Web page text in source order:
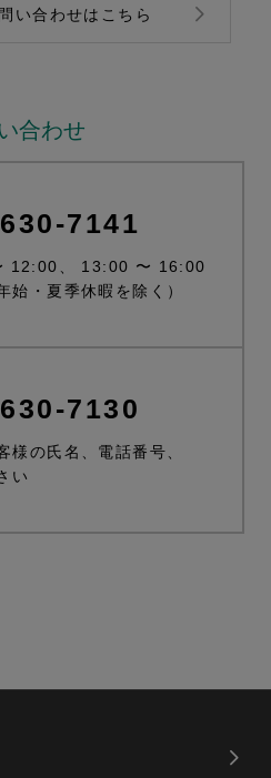
い合わせはこちら
合わせ
7141
、 13:00 〜 16:00
始・夏季休暇を除く）
7130
様の氏名、電話番号、
い